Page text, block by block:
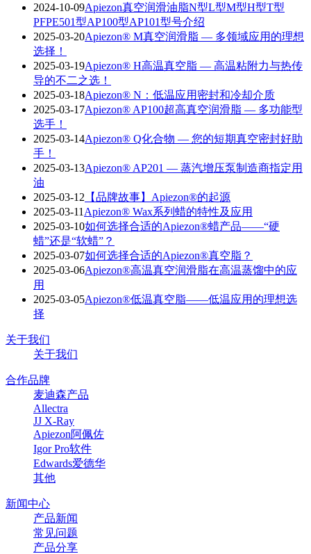
2024-10-09Apiezon真空润滑油脂N型L型M型H型T型
PFPE501型AP100型AP101型号介绍
2025-03-20Apiezon® M真空润滑脂 — 多领域应用的理想
选择！
2025-03-19Apiezon® H高温真空脂 — 高温粘附力与热传
导的不二之选！
2025-03-18Apiezon® N：低温应用密封和冷却介质
2025-03-17Apiezon® AP100超高真空润滑脂 — 多功能型
选手！
2025-03-14Apiezon® Q化合物 — 您的短期真空密封好助
手！
2025-03-13Apiezon® AP201 — 蒸汽增压泵制造商指定用
油
2025-03-12 【品牌故事】Apiezon®的起源
2025-03-11 Apiezon® Wax系列蜡的特性及应用
2025-03-10如何选择合适的Apiezon®蜡产品——“硬
蜡”还是“软蜡”？
2025-03-07如何选择合适的Apiezon®真空脂？
2025-03-06Apiezon®高温真空润滑脂在高温蒸馏中的应
用
2025-03-05Apiezon®低温真空脂——低温应用的理想选
择
关于我们
关于我们
合作品牌
麦迪森产品
Allectra
JJ X-Ray
Apiezon阿佩佐
Igor Pro软件
Edwards爱德华
其他
新闻中心
产品新闻
常见问题
产品分享